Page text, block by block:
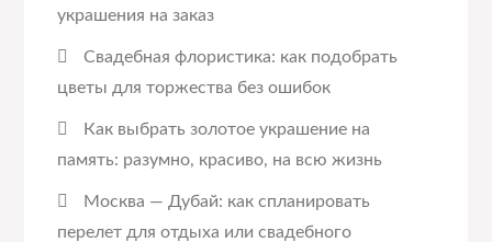
украшения на заказ
Свадебная флористика: как подобрать
цветы для торжества без ошибок
Как выбрать золотое украшение на
память: разумно, красиво, на всю жизнь
Москва — Дубай: как спланировать
перелет для отдыха или свадебного